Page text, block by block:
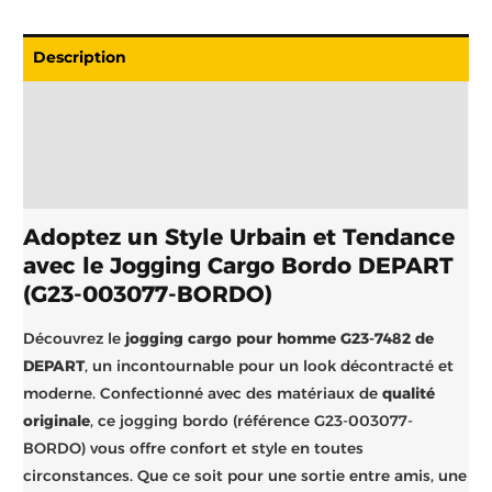
Description
Adoptez un Style Urbain et Tendance
avec le Jogging Cargo Bordo DEPART
(G23-003077-BORDO)
Découvrez le jogging cargo pour homme G23-7482 de
DEPART, un incontournable pour un look décontracté et
moderne. Confectionné avec des matériaux dequalité
originale, ce jogging bordo (référence G23-003077-
BORDO) vous offre confort et style en toutes
circonstances. Que ce soit pour une sortie entre amis, une